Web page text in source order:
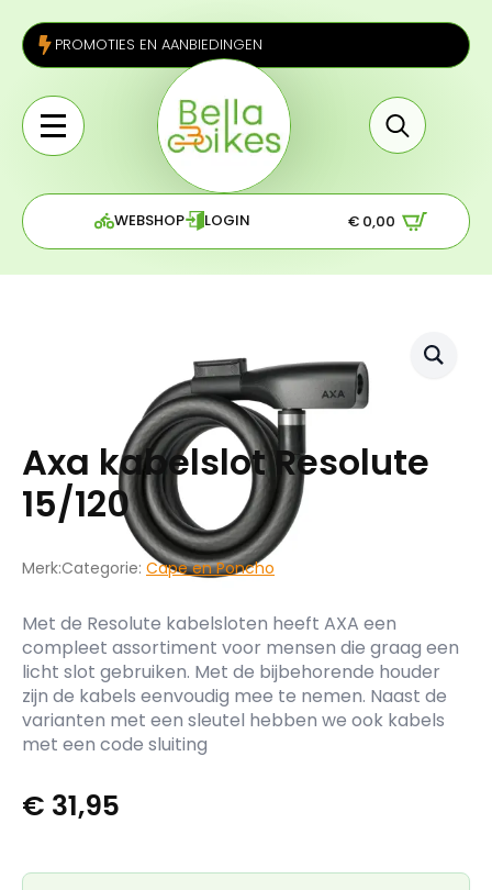
PROMOTIES EN AANBIEDINGEN
for:
WEBSHOP LOGIN € 0,00
Axa kabelslot Resolute
15/120
Merk:Categorie: Cape en Poncho
Met de Resolute kabelsloten heeft AXA een
compleet assortiment voor mensen die graag een
licht slot gebruiken. Met de bijbehorende houder
zijn de kabels eenvoudig mee te nemen. Naast de
varianten met een sleutel hebben we ook kabels
met een code sluiting
€ 31,95